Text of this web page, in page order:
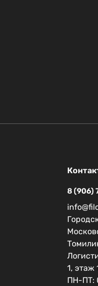
8 (906)
1, этаж
ПН-ПТ: